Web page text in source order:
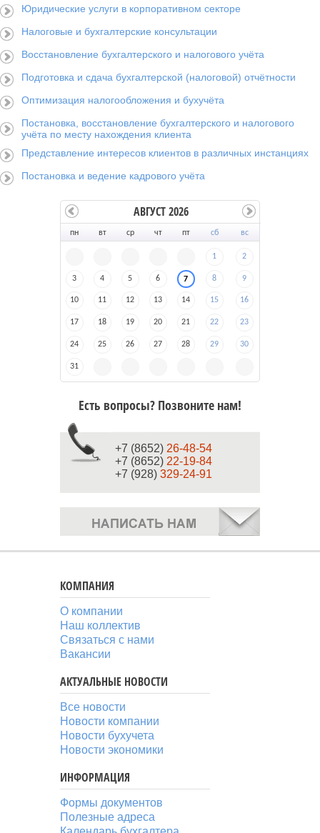
Юридические услуги в корпоративном секторе
Налоговые и бухгалтерские консультации
Восстановление бухгалтерского и налогового учёта
Подготовка и сдача бухгалтерской (налоговой) отчётности
Оптимизация налогообложения и бухучёта
Постановка, восстановление бухгалтерского и налогового
учёта по месту нахождения клиента
Представление интересов клиентов в различных инстанциях
Постановка и ведение кадрового учёта
пн вт ср чт пт сб вс
1 2
3 4 5 6 7 8 9
10 11 12 13 14 15 16
17 18 19 20 21 22 23
24 25 26 27 28 29 30
31
АВГУСТ 2026
Есть вопросы? Позвоните нам!
+7 (8652) 26-48-54
+7 (8652) 22-19-84
+7 (928) 329-24-91
КОМПАНИЯ
О компании
Наш коллектив
Связаться с нами
Вакансии
АКТУАЛЬНЫЕ НОВОСТИ
Все новости
Новости компании
Новости бухучета
Новости экономики
ИНФОРМАЦИЯ
Формы документов
Полезные адреса